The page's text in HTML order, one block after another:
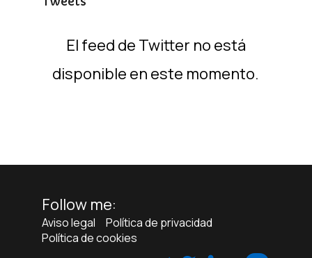
El feed de Twitter no está
disponible en este momento.
Follow me:
Aviso legal
Política de privacidad
Política de cookies